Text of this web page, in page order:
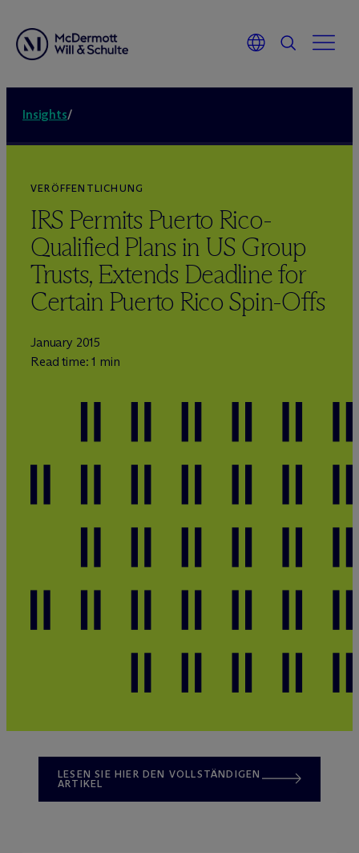
Insights/
VERÖFFENTLICHUNG
IRS Permits Puerto Rico-
Qualified Plans in US Group
Trusts, Extends Deadline for
Certain Puerto Rico Spin-Offs
January 2015
Read time: 1 min
LESEN SIE HIER DEN VOLLSTÄNDIGEN
ARTIKEL